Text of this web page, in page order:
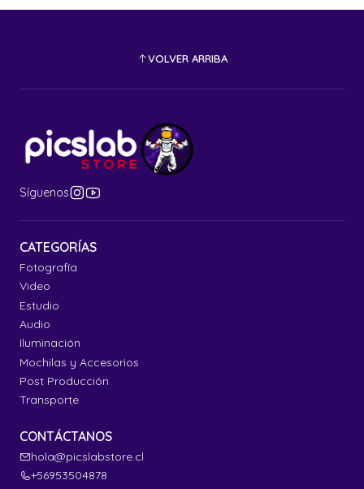
VOLVER ARRIBA
Síguenos
CATEGORÍAS
Fotografía
Video
Estudio
Audio
Iluminación
Mochilas y Accesorios
Post Producción
Transporte
CONTÁCTANOS
hola@picslabstore.cl
+56953504878